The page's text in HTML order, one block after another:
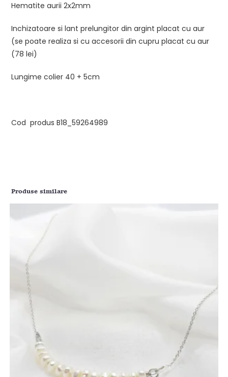
Hematite aurii 2x2mm
Inchizatoare si lant prelungitor din argint placat cu aur
(se poate realiza si cu accesorii din cupru placat cu aur
(78 lei)
Lungime colier 40 + 5cm
Cod produs B18_59264989
Produse similare